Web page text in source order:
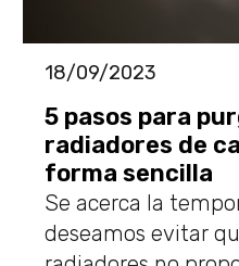
5 pasos para
radiadores de
forma sencilla
18/09/2023
Se acerca la
deseamos evitar